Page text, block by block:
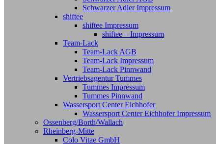
Schwarzer Adler Impressum
shiftee
shiftee Impressum
shiftee – Impressum
Team-Lack
Team-Lack AGB
Team-Lack Impressum
Team-Lack Pinnwand
Vertriebsagentur Tummes
Tummes Impressum
Tummes Pinnwand
Wassersport Center Eichhofer
Wassersport Center Eichhofer Impressum
Ossenberg/Borth/Wallach
Rheinberg-Mitte
Colo Vitae GmbH